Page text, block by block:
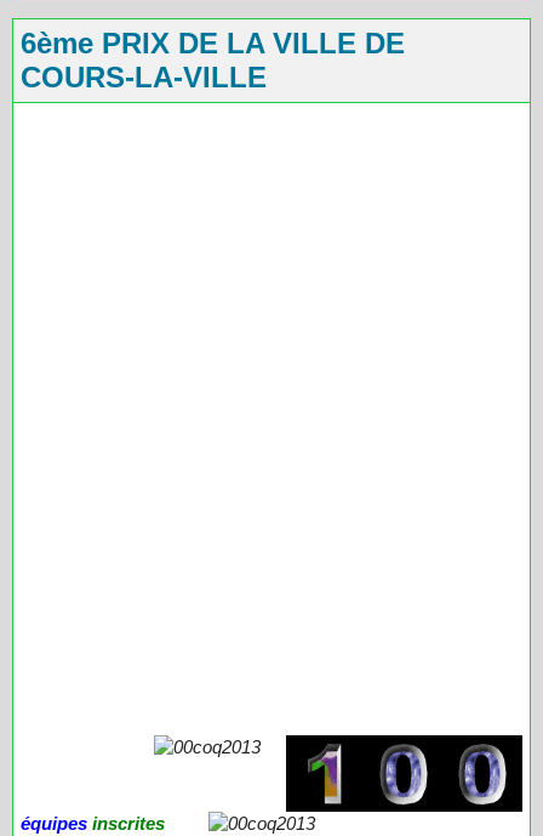
6ème PRIX DE LA VILLE DE
COURS-LA-VILLE
équipes inscrites